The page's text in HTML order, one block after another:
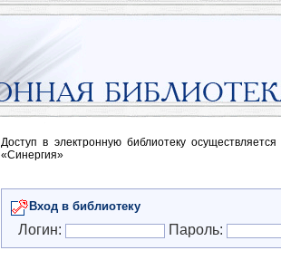
Доступ в электронную библиотеку
«Синергия»
Вход в библиотеку
Логин: Пароль: